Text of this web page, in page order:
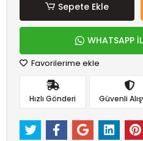
Sepete Ekle
WHATSAPP
Favorilerime ekle
Hızlı Gönderi Güvenli